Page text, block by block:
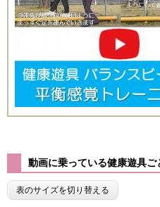
動画に乗っている健康遊具ご
表のサイズを切り替える